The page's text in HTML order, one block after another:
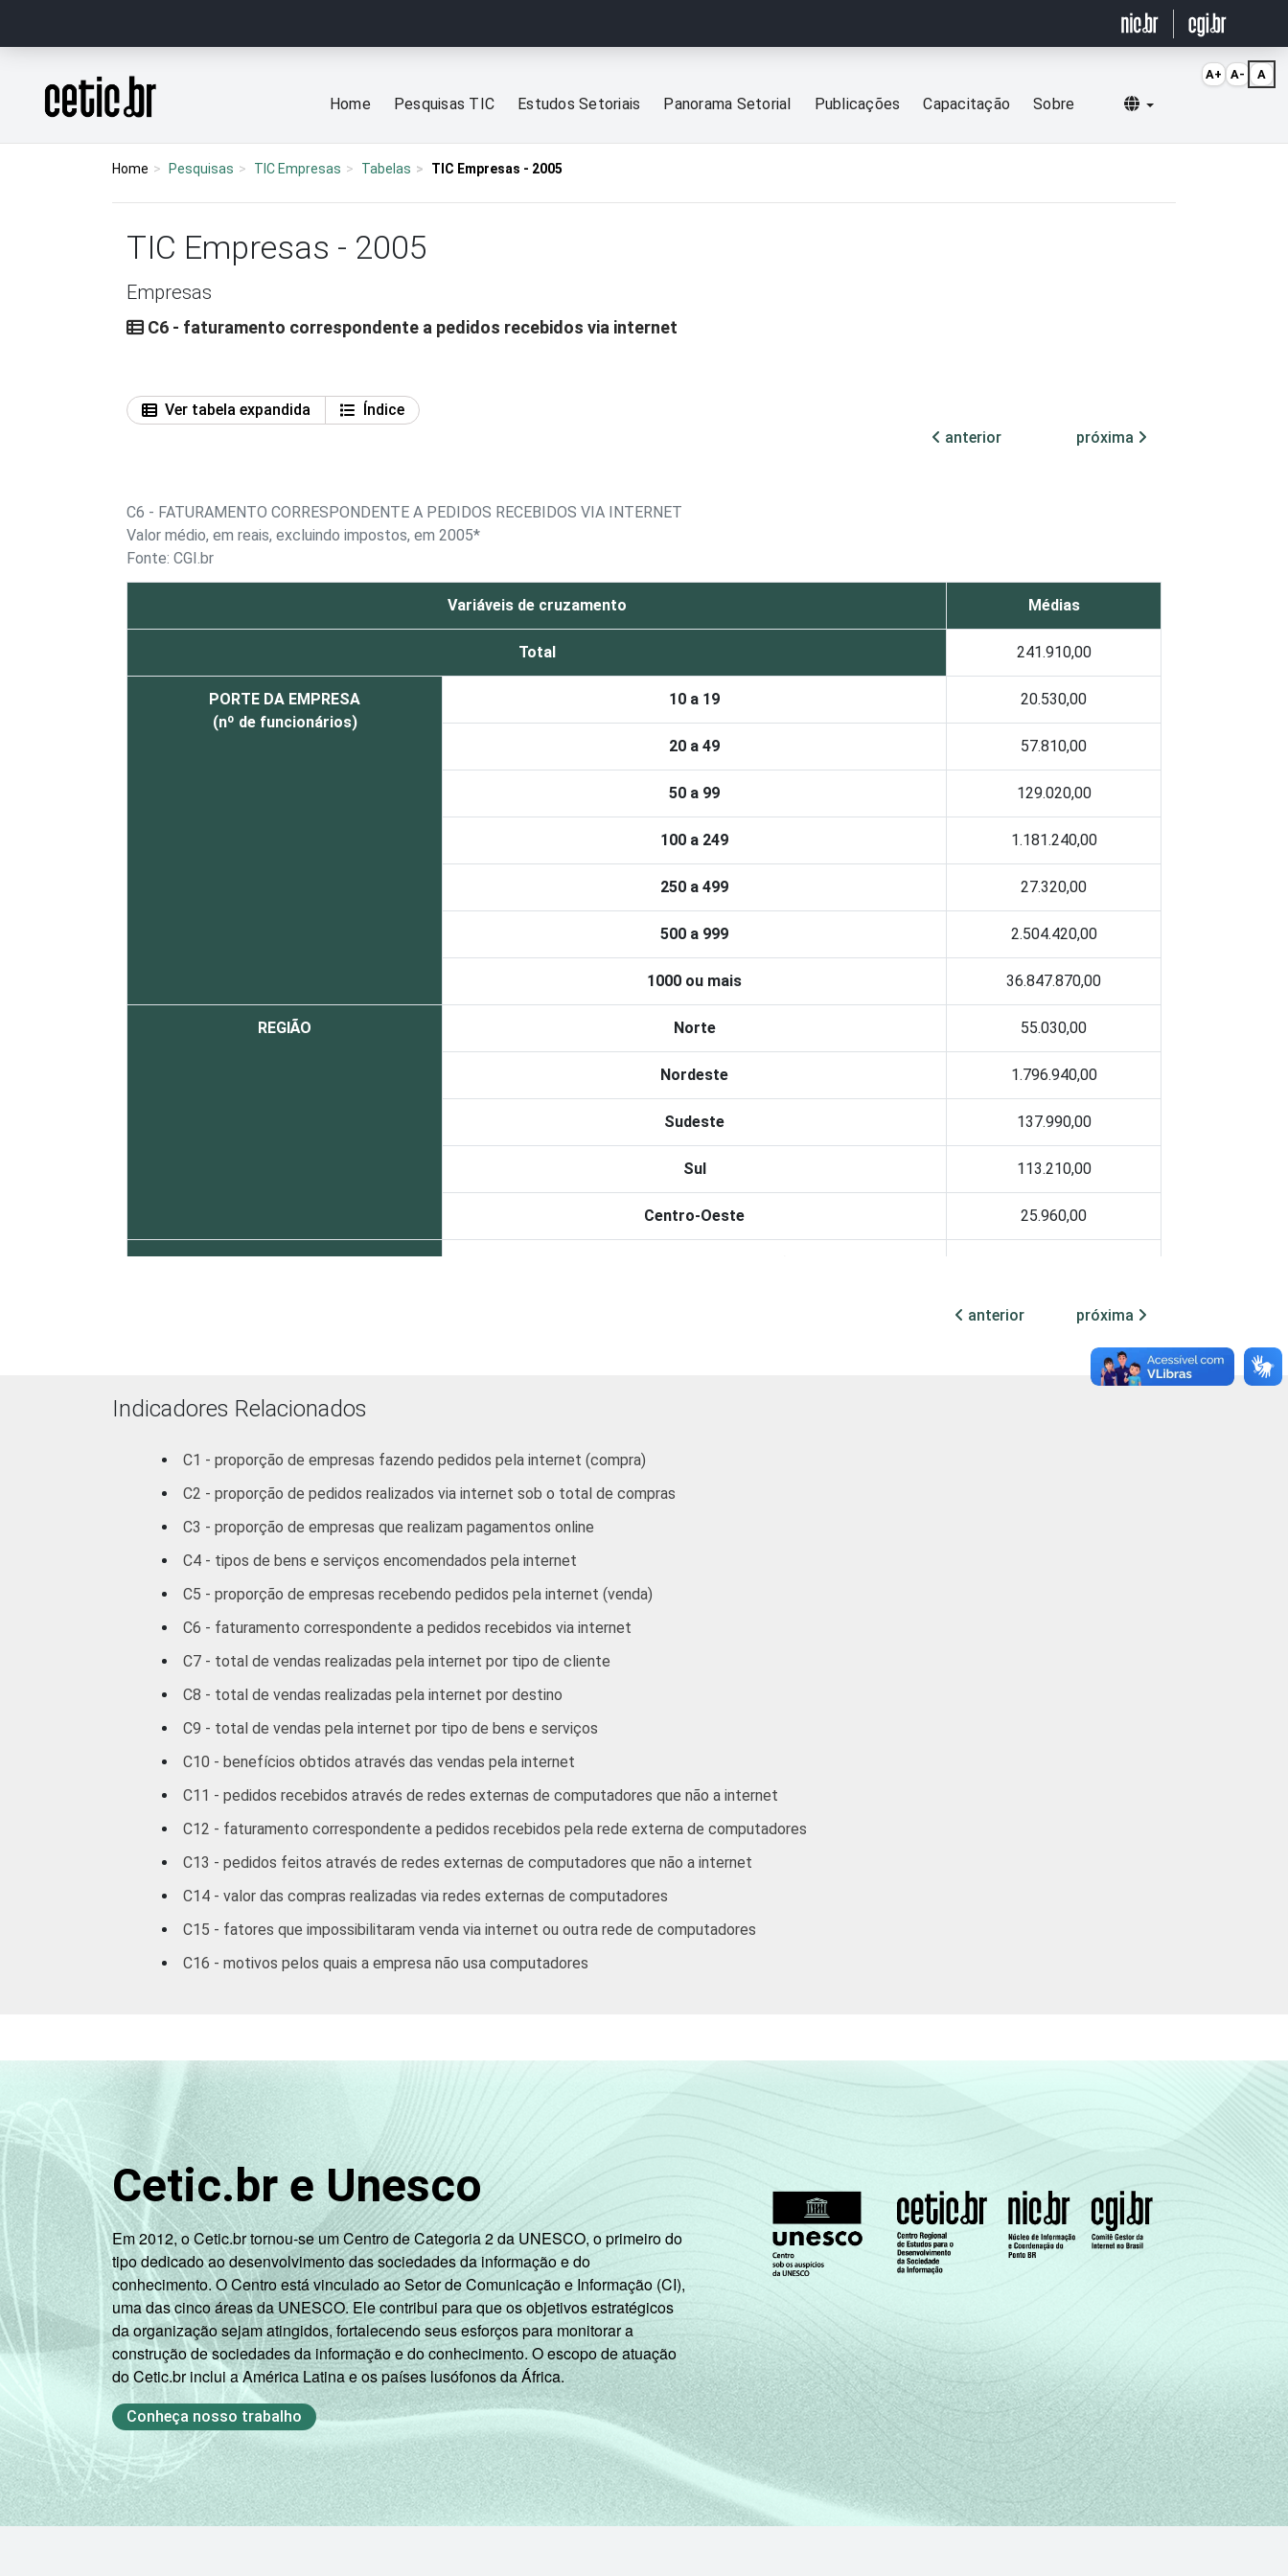
Página inicial
Home Pesquisas TIC Estudos Setoriais Panorama Setorial Publicações Capacitação Sobre Selecionar idioma
Home Pesquisas TIC Empresas Tabelas TIC Empresas - 2005
TIC Empresas - 2005
Empresas
C6 - faturamento correspondente a pedidos recebidos via internet
Ver tabela expandida
Índice
anterior
próxima
C6 - FATURAMENTO CORRESPONDENTE A PEDIDOS RECEBIDOS VIA INTERNET
Valor médio, em reais, excluindo impostos, em 2005*
Fonte: CGI.br
Variáveis de cruzamento Médias
Total 241.910,00
PORTE DA EMPRESA
(nº de funcionários)
10 a 19 20.530,00
20 a 49 57.810,00
50 a 99 129.020,00
100 a 249 1.181.240,00
250 a 499 27.320,00
500 a 999 2.504.420,00
1000 ou mais 36.847.870,00
REGIÃO Norte 55.030,00
Nordeste 1.796.940,00
Sudeste 137.990,00
Sul 113.210,00
Centro-Oeste 25.960,00
498.910,00
Transp./ Armaz./ Comunicação
Ativ. Imobiliárias, aluguel e serviços
* Base: 1.930 empresas que receberam pedidos via internet, com 10 funcionários ou mais, que
constituem os seguintes segmentos da CNAE: seção D, F, G, I, K e grupos 55.1, 55.2, 92.1 e
92.2. Respostas referentes a 2005. Estimativa em percentagens dos valores monetários
(pesquisa realizada em agosto/setembro 2005).
anterior próxima
Indicadores Relacionados
C1 - proporção de empresas fazendo pedidos pela internet (compra)
C2 - proporção de pedidos realizados via internet sob o total de compras
C3 - proporção de empresas que realizam pagamentos online
C4 - tipos de bens e serviços encomendados pela internet
C5 - proporção de empresas recebendo pedidos pela internet (venda)
C6 - faturamento correspondente a pedidos recebidos via internet
C7 - total de vendas realizadas pela internet por tipo de cliente
C8 - total de vendas realizadas pela internet por destino
C9 - total de vendas pela internet por tipo de bens e serviços
C10 - benefícios obtidos através das vendas pela internet
C11 - pedidos recebidos através de redes externas de computadores que não a internet
C12 - faturamento correspondente a pedidos recebidos pela rede externa de computadores
C13 - pedidos feitos através de redes externas de computadores que não a internet
C14 - valor das compras realizadas via redes externas de computadores
C15 - fatores que impossibilitaram venda via internet ou outra rede de computadores
C16 - motivos pelos quais a empresa não usa computadores
Cetic.br e Unesco
Em 2012, o Cetic.br tornou-se um Centro de Categoria 2 da UNESCO, o primeiro do
tipo dedicado ao desenvolvimento das sociedades da informação e do
conhecimento. O Centro está vinculado ao Setor de Comunicação e Informação (CI),
uma das cinco áreas da UNESCO. Ele contribui para que os objetivos estratégicos
da organização sejam atingidos, fortalecendo seus esforços para monitorar a
construção de sociedades da informação e do conhecimento. O escopo de atuação
do Cetic.br inclui a América Latina e os países lusófonos da África.
Conheça nosso trabalho
A+ A- A